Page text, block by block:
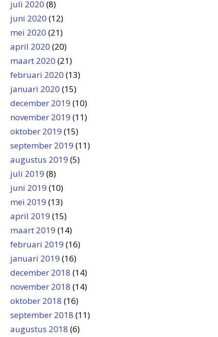
juli 2020 (8)
juni 2020 (12)
mei 2020 (21)
april 2020 (20)
maart 2020 (21)
februari 2020 (13)
januari 2020 (15)
december 2019 (10)
november 2019 (11)
oktober 2019 (15)
september 2019 (11)
augustus 2019 (5)
juli 2019 (8)
juni 2019 (10)
mei 2019 (13)
april 2019 (15)
maart 2019 (14)
februari 2019 (16)
januari 2019 (16)
december 2018 (14)
november 2018 (14)
oktober 2018 (16)
september 2018 (11)
augustus 2018 (6)